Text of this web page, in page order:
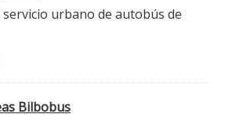
urbano de autobús de
Bilbobus